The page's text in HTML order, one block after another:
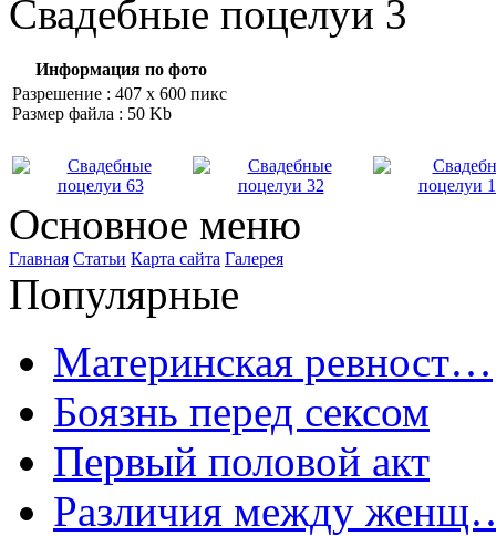
Свадебные пοцелуи 3
Информация по фото
Разрешение : 407 x 600 пикс
Размер файла : 50 Kb
Основное меню
Главная Статьи Карта сайта Галерея
Популярные
Материнская ревност…
Боязнь перед сексом
Первый половой акт
Различия между